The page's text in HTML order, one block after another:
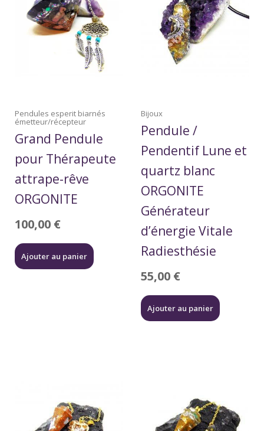
Pendules esperit biarnés
émetteur/récepteur
Grand Pendule
pour Thérapeute
attrape-rêve
ORGONITE
100,00 €
Ajouter au panier
Bijoux
Pendule /
Pendentif Lune et
quartz blanc
ORGONITE
Générateur
d’énergie Vitale
Radiesthésie
55,00 €
Ajouter au panier